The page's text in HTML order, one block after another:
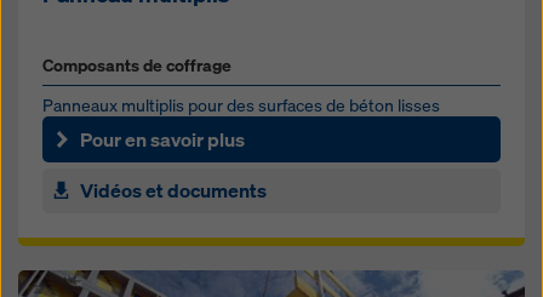
Composants de coffrage
Panneaux multiplis pour des surfaces de béton lisses
Pour en savoir plus
Vidéos et documents